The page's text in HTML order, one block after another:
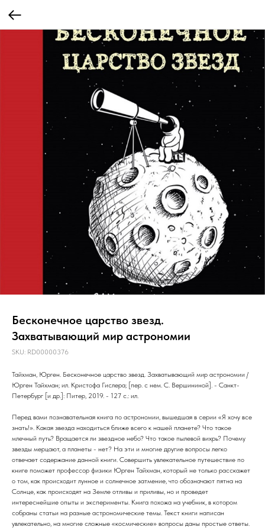
Бесконечное царство звезд.
Захватывающий мир астрономии
SKU: RD00000376
Тайхман, Юрген. Бесконечное царство звезд. Захватывающий мир астрономии /
Юрген Тайхман; ил. Кристофа Гислера; [пер. с нем. С. Вершининой]. - Санкт-
Петербург [и др.]: Питер, 2019. - 127 с.: ил.
Перед вами познавательная книга по астрономии, вышедшая в серии «Я хочу все
знать!». Какая звезда находиться ближе всего к нашей планете? Что такое
млечный путь? Вращается ли звездное небо? Что такое пылевой вихрь? Почему
звезды мерцают, а планеты - нет? На эти и многие другие вопросы легко
отвечает содержание данной книги. Совершить увлекательное путешествие по
книге поможет профессор физики Юрген Тайхман, который не только расскажет
о том, как происходит лунное и солнечное затмение, что обозначают пятна на
Солнце, как происходят на Земле отливы и приливы, но и проведет
интереснейшие опыты и эксперименты. Книга похожа на учебник, в котором
собраны статьи на разные астрономические темы. Текст книги написан
увлекательно, на многие сложные «космические» вопросы даны простые ответы.